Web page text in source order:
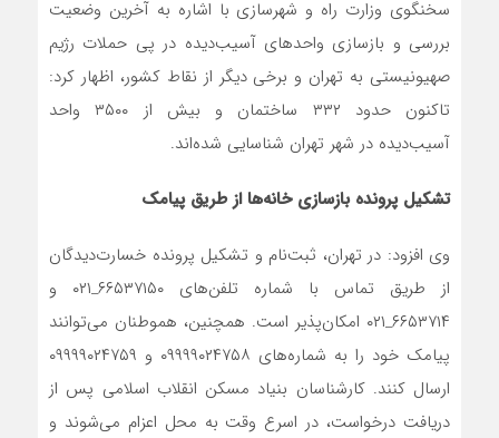
سخنگوی وزارت راه و شهرسازی با اشاره به آخرین وضعیت
بررسی و بازسازی واحدهای آسیب‌دیده در پی حملات رژیم
صهیونیستی به تهران و برخی دیگر از نقاط کشور، اظهار کرد:
تاکنون حدود ۳۳۲ ساختمان و بیش‌ از ۳۵۰۰ واحد
آسیب‌دیده در شهر تهران شناسایی شده‌اند.
تشکیل پرونده بازسازی خانه‌ها از طریق پیامک
وی افزود: در تهران، ثبت‌نام و تشکیل پرونده خسارت‌دیدگان
از طریق تماس با شماره تلفن‌های ۶۶۵۳۷۱۵۰_۰۲۱ و
۶۶۵۳۷۱۴_۰۲۱ امکان‌پذیر است. همچنین، هموطنان می‌توانند
پیامک خود را به شماره‌های ۰۹۹۹۹۰۲۴۷۵۸ و ۰۹۹۹۹۰۲۴۷۵۹
ارسال کنند. کارشناسان بنیاد مسکن انقلاب اسلامی پس از
دریافت درخواست، در اسرع وقت به محل اعزام می‌شوند و